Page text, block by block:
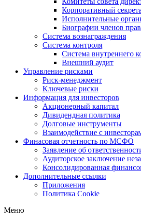
Корпоративный
Исполнительные
Биографии членов
Система вознаграждения
Система контроля
Система внутреннего
Внешний аудит
Управление рисками
Риск-менеджмент
Ключевые риски
Информация для инвесторов
Акционерный капитал
Дивидендная политика
Долговые инструменты
Взаимодействие с
Финасовая отчетность по МСФО
Заявление об
Аудиторское заключение
Консолидированная
Дополнительные ссылки
Приложения
Политика Cookie
Меню